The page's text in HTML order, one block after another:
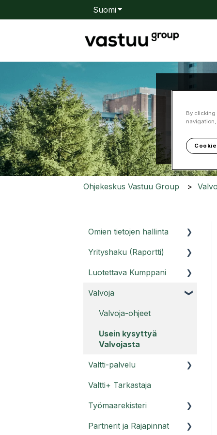
SuomiNäytä käännöksien
Ohjekeskus Vastuu Group
Omien tietojen hallinta
Asiakasportaali
Käyttäjätunnukset
Usein kysyttyä tilistä
Yrityshaku (Raportti)
Raporttihaku ja Raportti
palvelusta
Usein kysyttyä Raportti
PRO:sta
Luotettava Kumppani
Luotettava Kumppani -
Kestävyysraportti
Legal compliance -
Luottamusmerkki
Luotettava Kumppani
Valvoja
Valvoja-ohjeet
Usein kysyttyä
Valvojasta
Valtti-palvelu
Valttikortti
Usein kysyttyä
Valtti+ Tarkastaja
Työmaarekisteri
Työmaarekisteri -
Partnerit ja Rajapinnat
By clicking